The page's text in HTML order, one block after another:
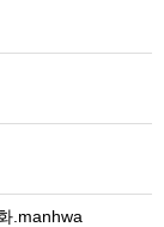
.manhwa